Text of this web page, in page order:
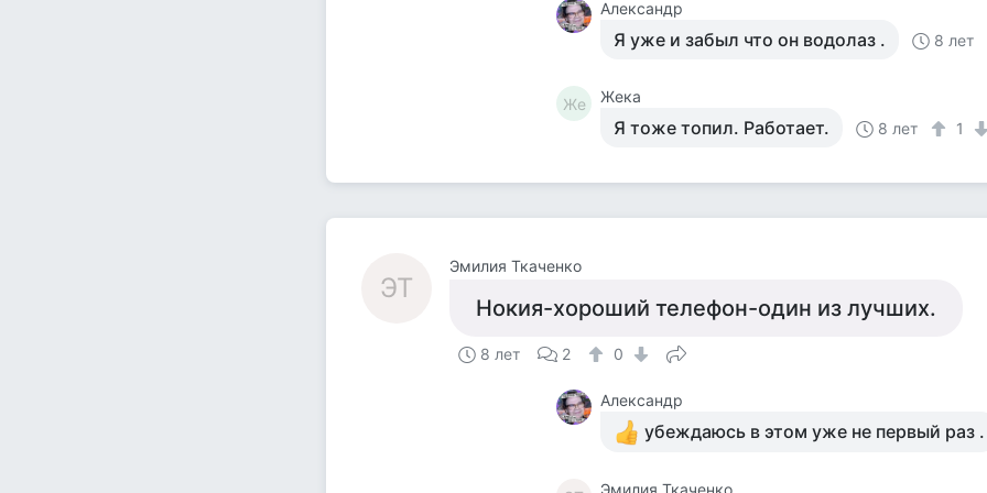
Александр
Я уже и забыл что он водолаз . 8 лет
Же Жека
Я тоже топил. Работает. 8 лет 1
ЭТ
Эмилия Ткаченко
Нокия-хороший телефон-один из лучших.
8 лет 2 0
Александр
убеждаюсь в этом уже не первый раз .
Эмилия Ткаченко